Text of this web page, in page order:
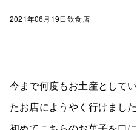
2021年06月19日飲食店
今まで何度もお土産として
たお店にようやく行けました